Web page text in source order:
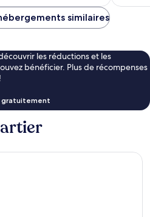
de
similaires
les réductions et les
bénéficier. Plus de récompenses
gratuitement